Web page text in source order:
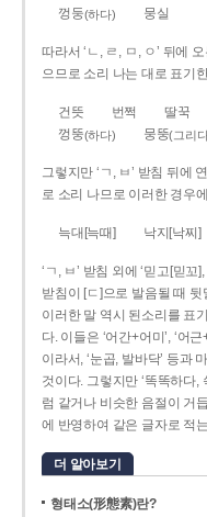
껑둥(하다) 뭉실
따라서 ‘ㄴ, ㄹ, ㅁ, ㅇ’ 뒤에
으므로 소리 나는 대로 표기
건뜻 번쩍 딸꾹
껑뚱(하다) 뭉뚱(그리
그렇지만 ‘ㄱ, ㅂ’ 받침 뒤에
로 소리 나므로 이러한 경우
늑대[늑때] 낙지[낙찌]
‘ㄱ, ㅂ’ 받침 외에 ‘믿고[믿꼬
받침이 [ㄷ]으로 발음될 때
이러한 말 역시 된소리를 표
다. 이들은 ‘어간+어미’, ‘어
이라서, ‘눈곱, 발바닥’ 등과
것이다. 그렇지만 ‘똑똑하다,
럼 같거나 비슷한 음절이 거
에 반영하여 같은 글자로 적
더 알아보기
형태소(形態素)란?